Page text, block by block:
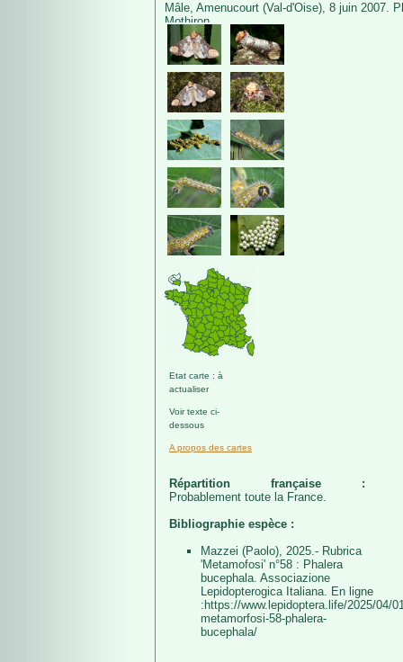
Mâle, Amenucourt (Val-d'Oise), 8 juin 2007.
Mothiron.
Etat carte : à
actualiser
Voir texte ci-
dessous
A propos des cartes
Répartition française :
Probablement toute la France.
Bibliographie espèce :
Mazzei (Paolo), 2025.- Rubrica
'Metamofosi' n°58 : Phalera
bucephala. Associazione
Lepidopterogica Italiana. En ligne
:https://www.lepidoptera.life/2025/04/
metamorfosi-58-phalera-
bucephala/